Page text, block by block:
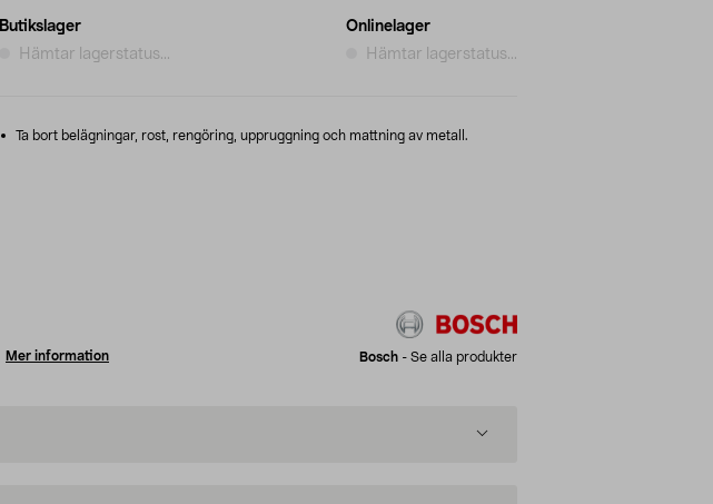
Butikslager
Hämtar lagerstatus...
Onlinelager
Hämtar lagerstatus...
Ta bort belägningar, rost, rengöring, uppruggning och mattning av metall.
Mer information Bosch - Se alla produkter